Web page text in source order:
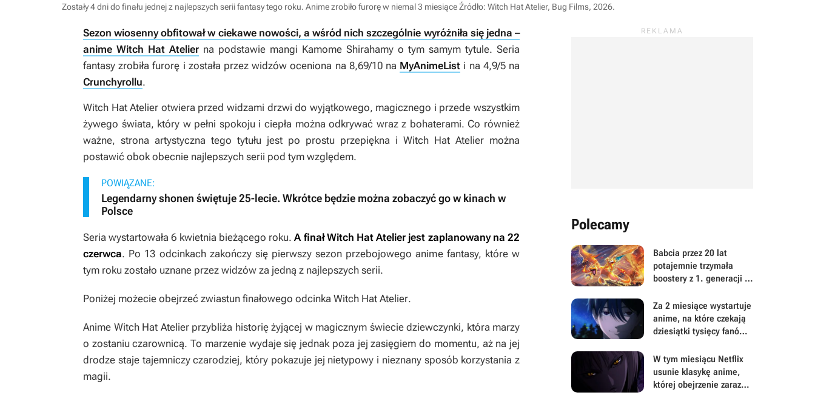
Zostały 4 dni do finału jednej z najlepszych serii fantasy tego roku. Anime zrobiło furorę w niemal 3 miesiąceŹródło: Witch Hat Atelier, Bug Films, 2026.
Sezon wiosenny obfitował w ciekawe nowości, a wśród nich szczególnie wyróżniła się jedna –
anime Witch Hat Atelier na podstawie mangi Kamome Shirahamy o tym samym tytule. Seria
fantasy zrobiła furorę i została przez widzów oceniona na 8,69/10 na MyAnimeList i na 4,9/5 na
Crunchyrollu.
Witch Hat Atelier otwiera przed widzami drzwi do wyjątkowego, magicznego i przede wszystkim
żywego świata, który w pełni spokoju i ciepła można odkrywać wraz z bohaterami. Co również
ważne, strona artystyczna tego tytułu jest po prostu przepiękna i Witch Hat Atelier można
postawić obok obecnie najlepszych serii pod tym względem.
POWIĄZANE:
Legendarny shonen świętuje 25-lecie. Wkrótce będzie można zobaczyć go w kinach w
Polsce
Seria wystartowała 6 kwietnia bieżącego roku.A finałWitch Hat Atelier jest zaplanowany na 22
czerwca. Po 13 odcinkach zakończy się pierwszy sezon przebojowego anime fantasy, które w
tym roku zostało uznane przez widzów za jedną z najlepszych serii.
Poniżej możecie obejrzeć zwiastun finałowego odcinka Witch Hat Atelier.
Anime Witch Hat Atelierprzybliża historię żyjącej w magicznym świecie dziewczynki, która marzy
o zostaniu czarownicą. To marzenie wydaje się jednak poza jej zasięgiem do momentu, aż na jej
drodze staje tajemniczy czarodziej, który pokazuje jej nietypowy i nieznany sposób korzystania z
magii.
Polecamy
Babcia przez 20 lat
potajemnie trzymała
boostery z 1. generacji i
Pokemon TCG. Teraz
wnuki znalazły kolekcję
wartą nawet 300 tys.
Za 2 miesiące wystartuje
anime, na które czekają
dziesiątki tysięcy fanów.
zakończenia
W tym miesiącu Netflix
usunie klasykę anime,
której obejrzenie zaraz